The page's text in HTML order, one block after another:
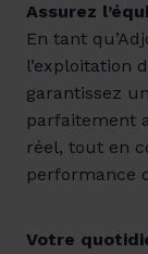
Assurez
En tant
l’exploitation
garantissez
parfaitement
réel, tout en
performance
Votre